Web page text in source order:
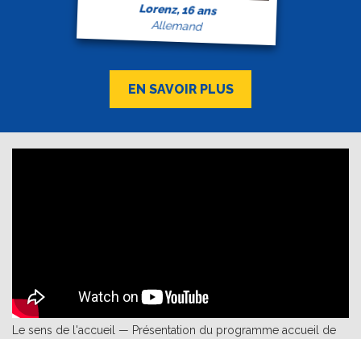
Lorenz, 16 ans
Allemand
EN SAVOIR PLUS
Le sens de l'accueil — Présentation du programme accueil de